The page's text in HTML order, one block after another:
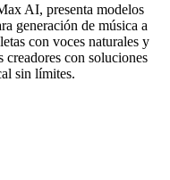
AI, presenta modelos
generación de música a
con voces naturales y
creadores con soluciones
sin límites.